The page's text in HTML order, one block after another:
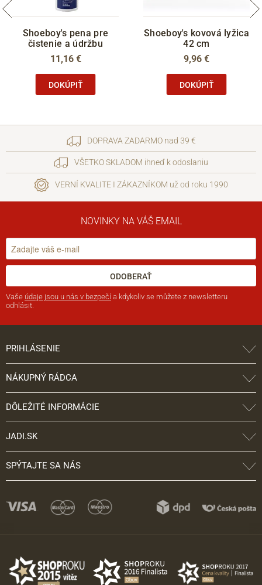
Shoeboy's pena pre
čistenie a údržbu
11,16 €
DOKÚPIŤ
Shoeboy's kovová lyžica
42 cm
9,96 €
DOKÚPIŤ
DOPRAVA ZADARMO nad 39 €
VŠETKO SKLADOM ihneď k odoslaniu
VERNÍ KVALITE I ZÁKAZNÍKOM už od roku 1990
NOVINKY NA VÁŠ EMAIL
ODOBERAŤ
Vaše údaje jsou u nás v bezpečí a kdykoliv se můžete z newsletteru
odhlásit.
PRIHLÁSENIE
NÁKUPNÝ RÁDCA
DÔLEŽITÉ INFORMÁCIE
JADI.SK
SPÝTAJTE SA NÁS